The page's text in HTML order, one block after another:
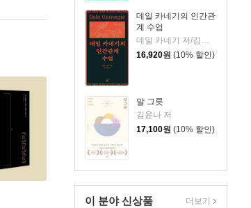
데일 카네기의 인간관
계 수업
데일 카네기 저/김상현 역
16,920원 (10% 할인)
말 그릇
김윤나 저
17,100원 (10% 할인)
이 분야 신상품 더보기